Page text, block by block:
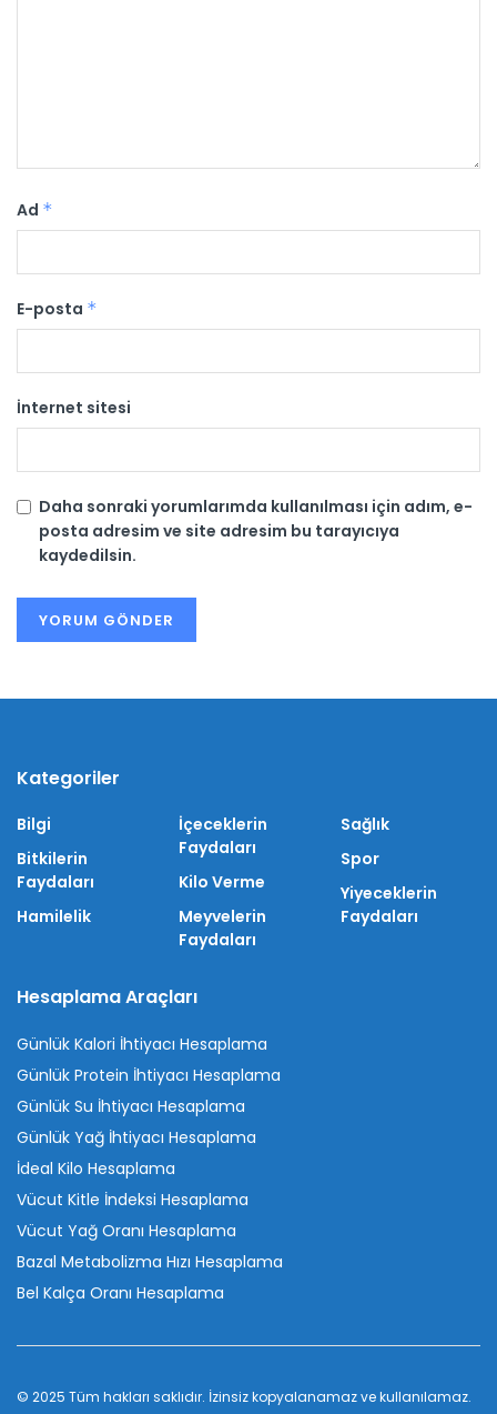
Ad *
E-posta *
İnternet sitesi
Daha sonraki yorumlarımda kullanılması için adım, e-
posta adresim ve site adresim bu tarayıcıya
kaydedilsin.
Kategoriler
Bilgi
Bitkilerin
Faydaları
Hamilelik
İçeceklerin
Faydaları
Kilo Verme
Meyvelerin
Faydaları
Sağlık
Spor
Yiyeceklerin
Faydaları
Hesaplama Araçları
Günlük Kalori İhtiyacı Hesaplama
Günlük Protein İhtiyacı Hesaplama
Günlük Su İhtiyacı Hesaplama
Günlük Yağ İhtiyacı Hesaplama
İdeal Kilo Hesaplama
Vücut Kitle İndeksi Hesaplama
Vücut Yağ Oranı Hesaplama
Bazal Metabolizma Hızı Hesaplama
Bel Kalça Oranı Hesaplama
© 2025 Tüm hakları saklıdır. İzinsiz kopyalanamaz ve kullanılamaz.